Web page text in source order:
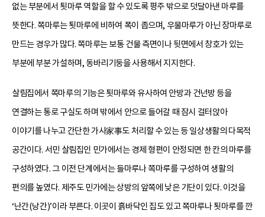
없는 부분에서 툇마루 역할을 할 수 있도록 평주 밖으로 덧달아낸 마루를
뜻한다. 쪽마루는 툇마루에 비하여 폭이 좁으며, 우물마루가 아닌 장마루로
만드는 경우가 많다. 쪽마루는 보통 건물 측면이나 뒷면에서 창호가 있는
부분에 부분 가설하며, 동바리기둥을 사용해서 지지한다.
살림집에서 쪽마루의 기능은 툇마루와 유사하여 안방과 건넌방 등을
연결하는 통로 구실도 하며 밖에서 안으로 들어갈 때 잠시 걸터앉아
이야기를 나누고 간단한 가사家事도 처리할 수 있는 등 일상생활의 다목적
공간이다. 서민 살림집인 민가에서는 경제 형편이 안정되면 한 칸의 마루를
구성하였다. 그 이전 단계에서는 들마루나 쪽마루를 구성하여 생활의
편의를 높였다. 제주도 민가에는 상방의 앞쪽에 낮은 기단이 있다. 이것을
‘난간(낭간)’이라 부른다. 이곳이 흙바닥인 집도 있고 쪽마루나 툇마루를 깐